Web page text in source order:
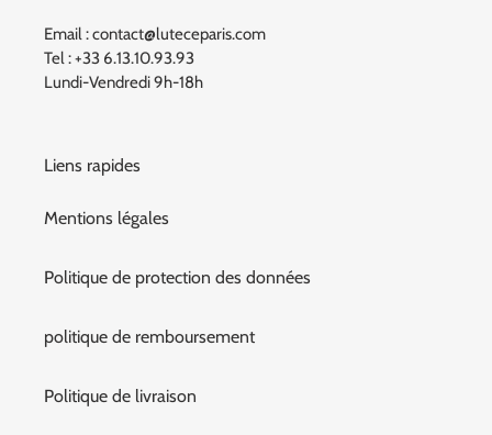
Email : contact@luteceparis.com
Tel : +33 6.13.10.93.93
Lundi-Vendredi 9h-18h
Liens rapides
Mentions légales
Politique de protection des données
politique de remboursement
Politique de livraison